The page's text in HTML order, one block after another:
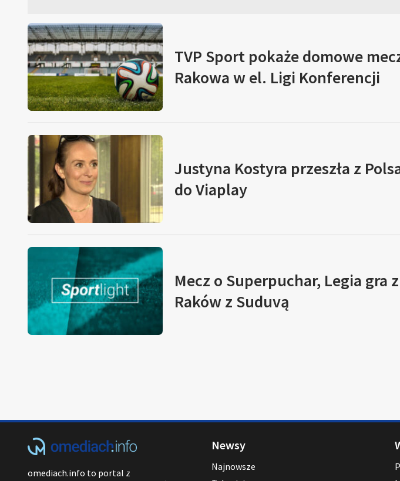
TVP Sport pokaże domowe
Rakowa w el. Ligi Konferencji
Justyna Kostyra przeszła z
do Viaplay
Mecz o Superpuchar, Legia gra
Raków z Suduvą
omediach.info to portal z
Newsy
Najnowsze